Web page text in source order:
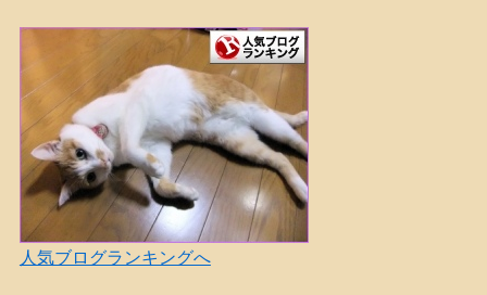
人気ブログランキングへ